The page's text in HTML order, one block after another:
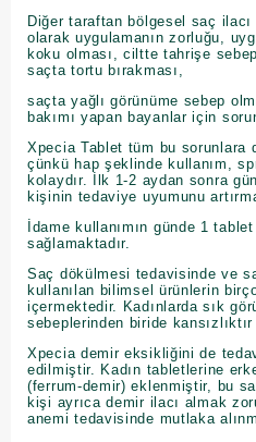
Diğer taraftan bölgesel saç ilacı
olarak uygulamanın zorluğu,
koku olması, ciltte tahrişe
saçta tortu bırakması,
saçta yağlı görünüme sebep
bakımı yapan bayanlar için
Xpecia Tablet tüm bu sorunlara
çünkü hap şeklinde kullanım,
kolaydır. İlk 1-2 aydan sonra
kişinin tedaviye uyumunu
İdame kullanımın günde 1
sağlamaktadır.
Saç dökülmesi tedavisinde ve
kullanılan bilimsel ürünlerin
içermektedir. Kadınlarda sık
sebeplerinden biride
Xpecia demir eksikliğini de
edilmiştir. Kadın tabletlerine
(ferrum-demir) eklenmiştir, bu
kişi ayrıca demir ilacı almak
anemi tedavisinde mutlaka